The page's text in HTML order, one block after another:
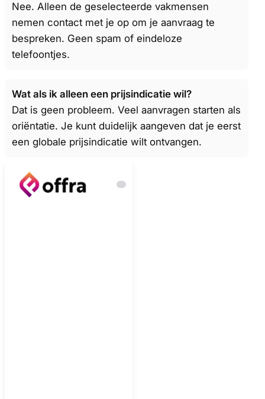
Nee. Alleen de geselecteerde vakmensen
nemen contact met je op om je aanvraag te
bespreken. Geen spam of eindeloze
telefoontjes.
Wat als ik alleen een prijsindicatie wil?
Dat is geen probleem. Veel aanvragen starten als
oriëntatie. Je kunt duidelijk aangeven dat je eerst
een globale prijsindicatie wilt ontvangen.